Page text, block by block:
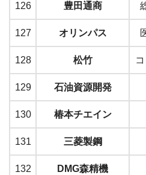
126 豊田通商
127 オリンパス
128 松竹
129 石油資源開発
130 椿本チエイン
131 三菱製鋼
132 DMG森精機